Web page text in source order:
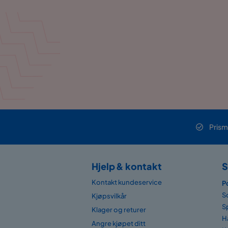
Hjelp & kontakt
Kontakt kundeservice
Kjøpsvilkår
Klager og returer
Angre kjøpet ditt